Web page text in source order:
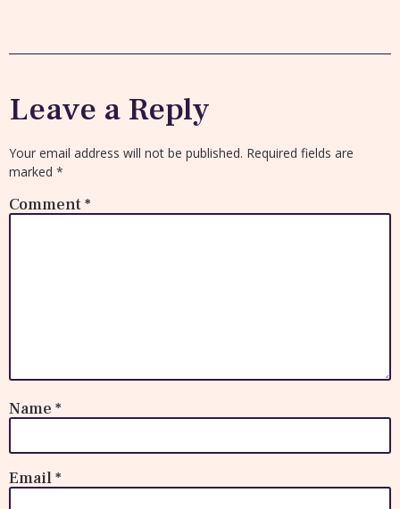
Leave a Reply
Your email address will not be published. Required fields are
marked *
Comment*
Name *
Email*